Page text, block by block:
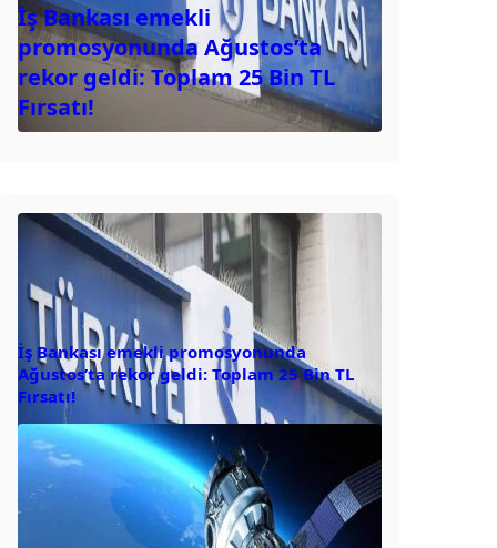
İş Bankası emekli
promosyonunda Ağustos’ta
rekor geldi: Toplam 25 Bin TL
Fırsatı!
İş Bankası emekli promosyonunda
Ağustos’ta rekor geldi: Toplam 25 Bin TL
Fırsatı!